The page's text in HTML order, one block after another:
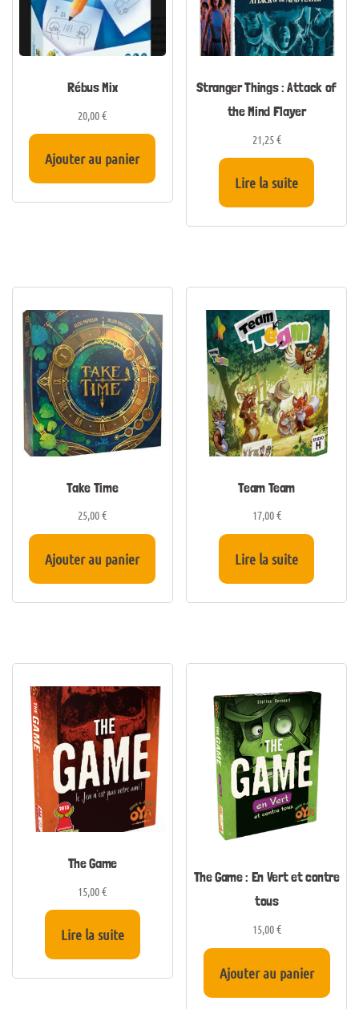
Rébus Mix
20,00€
Ajouter au panier
Stranger Things : Attack of
the Mind Flayer
21,25€
Lire la suite
Take Time
25,00€
Ajouter au panier
Team Team
17,00€
Lire la suite
The Game
15,00€
Lire la suite
The Game : En Vert et contre
tous
15,00€
Ajouter au panier